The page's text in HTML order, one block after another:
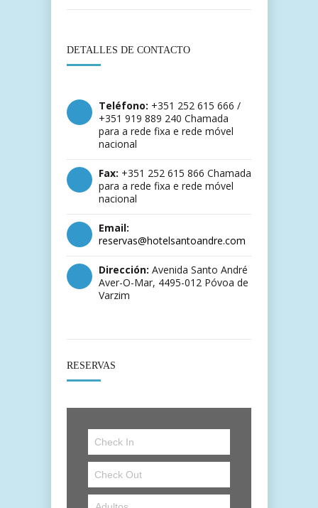
DETALLES DE CONTACTO
Teléfono: +351 252 615 666 /
+351 919 889 240 Chamada
para a rede fixa e rede móvel
nacional
Fax: +351 252 615 866 Chamada
para a rede fixa e rede móvel
nacional
Email:
reservas@hotelsantoandre.com
Dirección: Avenida Santo André
Aver-O-Mar, 4495-012 Póvoa de
Varzim
RESERVAS